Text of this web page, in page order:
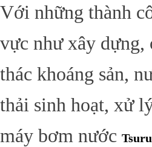
Với những thành
vực như xây dựng,
thác khoáng sản,
thải sinh hoạt, xử
máy bơm nước